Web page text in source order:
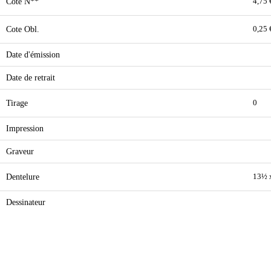
Cote Obl. 0,25
Date d'émission
Date de retrait
Tirage 0
Impression
Graveur
Dentelure 13½
Dessinateur